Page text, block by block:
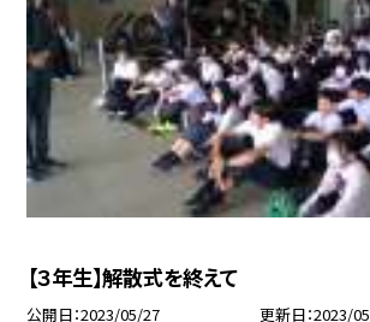
【３年生】解散式を終えて
公開日 2023/05/27 更新日 2023/